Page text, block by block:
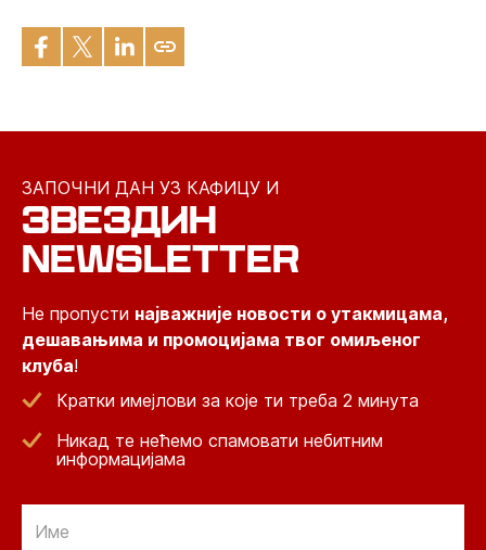
ЗАПОЧНИ ДАН УЗ КАФИЦУ И
ЗВЕЗДИН
NEWSLETTER
Не пропусти најважније новости о утакмицама,
дешавањима и промоцијама твог омиљеног
клуба!
Кратки имејлови за које ти треба 2 минута
Никад те нећемо спамовати небитним
информацијама